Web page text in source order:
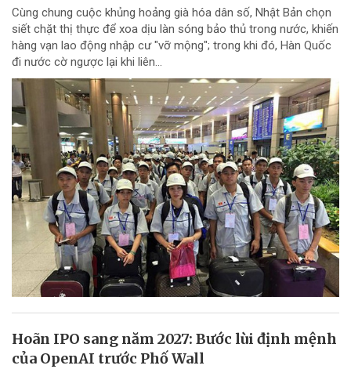
Cùng chung cuộc khủng hoảng già hóa dân số, Nhật Bản chọn
siết chặt thị thực để xoa dịu làn sóng bảo thủ trong nước, khiến
hàng vạn lao động nhập cư "vỡ mộng"; trong khi đó, Hàn Quốc
đi nước cờ ngược lại khi liên...
Hoãn IPO sang năm 2027: Bước lùi định mệnh
của OpenAI trước Phố Wall